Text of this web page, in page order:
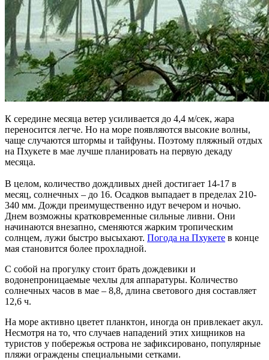
К середине месяца ветер усиливается до 4,4 м/сек, жара
переносится легче. Но на море появляются высокие волны,
чаще случаются штормы и тайфуны. Поэтому пляжный отдых
на Пхукете в мае лучше планировать на первую декаду
месяца.
В целом, количество дождливых дней достигает 14-17 в
месяц, солнечных – до 16. Осадков выпадает в пределах 210-
340 мм. Дожди преимущественно идут вечером и ночью.
Днем возможны кратковременные сильные ливни. Они
начинаются внезапно, сменяются жарким тропическим
солнцем, лужи быстро высыхают. Погода на Пхукете в конце
мая становится более прохладной.
С собой на прогулку стоит брать дождевики и
водонепроницаемые чехлы для аппаратуры. Количество
солнечных часов в мае – 8,8, длина светового дня составляет
12,6 ч.
На море активно цветет планктон, иногда он привлекает акул.
Несмотря на то, что случаев нападений этих хищников на
туристов у побережья острова не зафиксировано, популярные
пляжи ограждены специальными сетками.